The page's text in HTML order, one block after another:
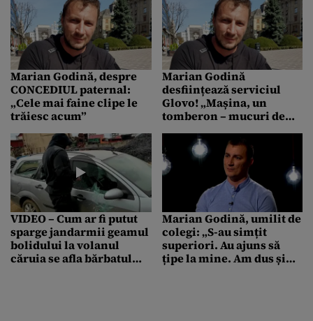
Marian Godină, despre
CONCEDIUL paternal:
„Cele mai faine clipe le
trăiesc acum”
Marian Godină
desființează serviciul
Glovo! „Mașina, un
tomberon – mucuri de
bidoane, ghete, hârtii,
scrum, praf” | VIDEO
VIDEO – Cum ar fi putut
sparge jandarmii geamul
bolidului la volanul
căruia se afla bărbatul
Marian Godină, umilit de
colegi: „S-au simțit
superiori. Au ajuns să
țipe la mine. Am dus și